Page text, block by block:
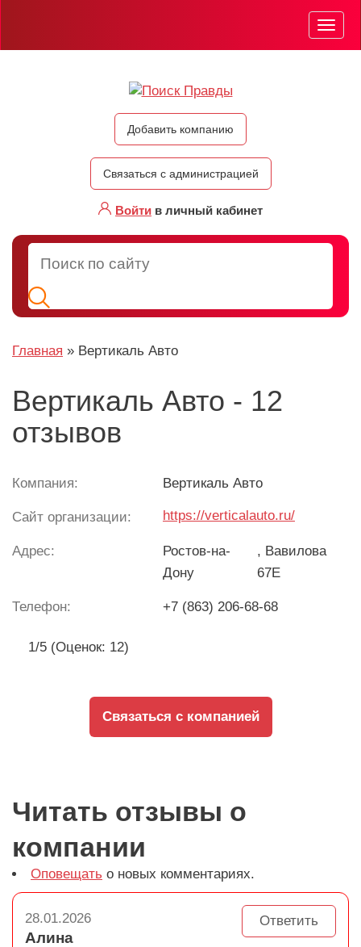
Добавить компанию
Связаться с администрацией
Войти в личный кабинет
Меню
Главная » Вертикаль Авто
Вертикаль Авто - 12
отзывов
Компания: Вертикаль Авто
Сайт организации: https://verticalauto.ru/
Адрес:
Ростов-на-
Дону
, Вавилова
67Е
Телефон: +7 (863) 206-68-68
1/5 (Оценок: 12)
Связаться с компанией
Читать отзывы о
компании
Оповещать о новых комментариях.
Ответить
28.01.2026
Алина